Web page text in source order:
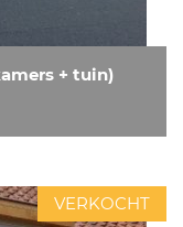
+ tuin)
VERKOCHT